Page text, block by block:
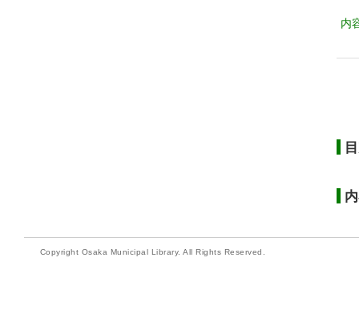
内
Copyright Osaka Municipal Library. All Rights Reserved.